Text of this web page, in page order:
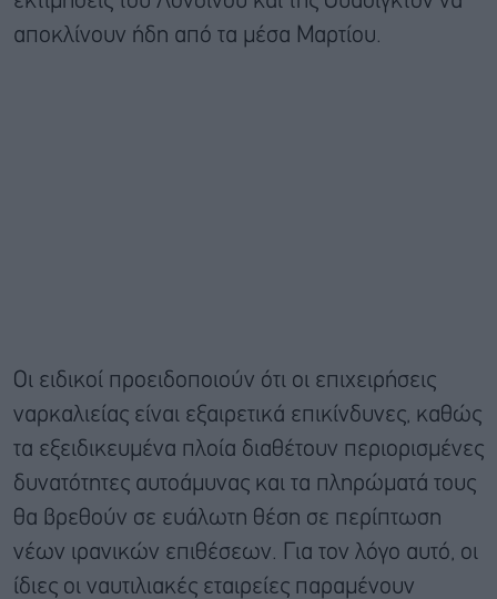
αποκλίνουν ήδη από τα μέσα Μαρτίου.
Οι ειδικοί προειδοποιούν ότι οι επιχειρήσεις
ναρκαλιείας είναι εξαιρετικά επικίνδυνες, καθώς
τα εξειδικευμένα πλοία διαθέτουν περιορισμένες
δυνατότητες αυτοάμυνας και τα πληρώματά τους
θα βρεθούν σε ευάλωτη θέση σε περίπτωση
νέων ιρανικών επιθέσεων. Για τον λόγο αυτό, οι
ίδιες οι ναυτιλιακές εταιρείες παραμένουν